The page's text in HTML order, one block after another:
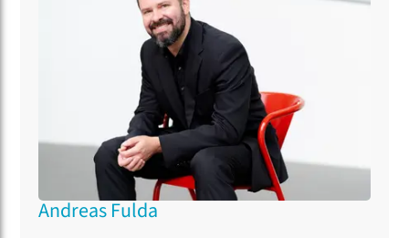
Andreas Fulda